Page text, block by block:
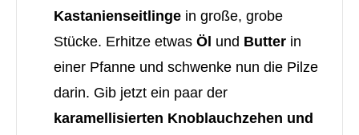
Kastanienseitlinge in große, grobe
Stücke. Erhitze etwas Öl und Butter in
einer Pfanne und schwenke nun die Pilze
darin. Gib jetzt ein paar der
karamellisierten Knoblauchzehen und